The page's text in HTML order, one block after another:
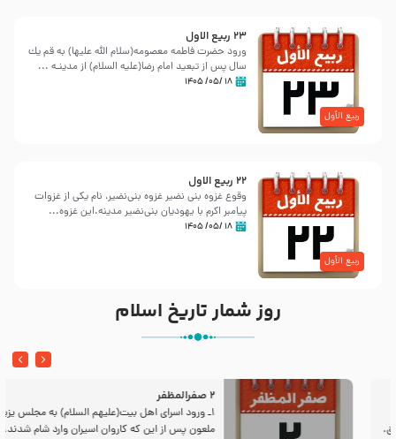
ربیع الأول
23 ربيع الاول
ورود حضرت فاطمه معصومه(سلام الله علیها) به قم یك
سال پس از تبعید امام رضا(علیه السلام) از مدینـه ...
۱۸ /۰۵/ ۱۴۰۵
ربیع الأول
22 ربيع الاول
وقوع غزوه بنی نضیر غزوه بنی‌نضیر، نام یکی از غزوات
پیامبر اکرم با یهودیان بنی‌نضیر مدینه.این غزوه...
۱۸ /۰۵/ ۱۴۰۵
روز شمار تاریخ اسلام
1ـ ورود اسراى اهل بیت‌(علیهم السلام) به مجلس یزید
ملعون پس از این كه كاروان اسیران وارد شام شدند،